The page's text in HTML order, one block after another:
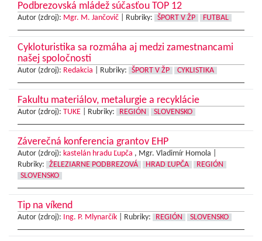
Podbrezovská mládež súčasťou TOP 12
Autor (zdroj): Mgr. M. Jančovič Rubriky: ŠPORT V ŽP FUTBAL
Cykloturistika sa rozmáha aj medzi zamestnancami
našej spoločnosti
Autor (zdroj): Redakcia Rubriky: ŠPORT V ŽP CYKLISTIKA
Fakultu materiálov, metalurgie a recyklácie
Autor (zdroj): TUKE Rubriky: REGIÓN SLOVENSKO
Záverečná konferencia grantov EHP
Autor (zdroj): kastelán hradu Ľupča , Mgr. Vladimír Homola |
Rubriky:
ŽELEZIARNE PODBREZOVÁ HRAD ĽUPČA
REGIÓN
SLOVENSKO
Tip na víkend
Autor (zdroj): Ing. P. Mlynarčík Rubriky: REGIÓN SLOVENSKO